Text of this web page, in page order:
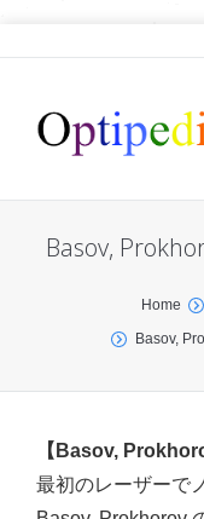
Basov,
You are here:Home
Basov,
【Basov,
最初のレーザーで